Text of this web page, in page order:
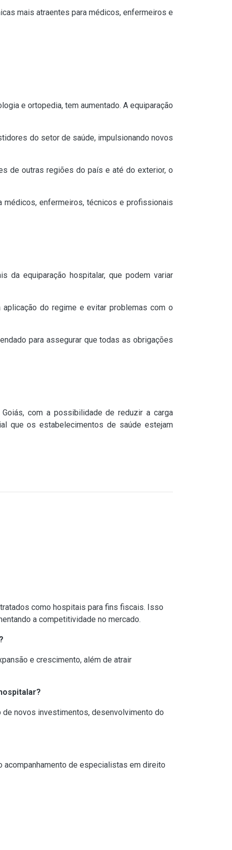
mais atraentes para médicos, enfermeiros e
e ortopedia, tem aumentado. A equiparação
do setor de saúde, impulsionando novos
de outras regiões do país e até do exterior, o
enfermeiros, técnicos e profissionais
da equiparação hospitalar, que podem variar
aplicação do regime e evitar problemas com o
para assegurar que todas as obrigações
com a possibilidade de reduzir a carga
que os estabelecimentos de saúde estejam
como hospitais para fins fiscais. Isso
a competitividade no mercado.
e crescimento, além de atrair
novos investimentos, desenvolvimento do
de especialistas em direito